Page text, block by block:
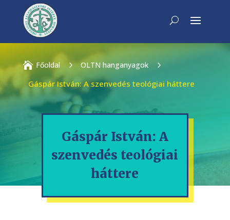
 Főoldal 5 OLTN hanganyagok
5
Gáspár István: A szenvedés teológiai háttere
Gáspár István: A
szenvedés teológiai
háttere